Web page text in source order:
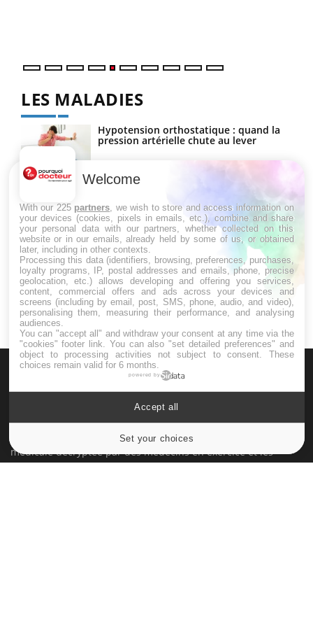
LES MALADIES
Hypotension orthostatique : quand la
pression artérielle chute au lever
globules rouges aux conséquences
graves
Maladie de Charcot (Sclérose latérale
amyotrophique)
médicale decryptée par des médecins en exercice et les
Welcome
With our 225 partners , we wish to store and access information on
your devices (cookies, pixels in emails, etc.), combine and share
your personal data with our partners, whether collected on this
website or in our emails, already held by some of us, or obtained
later, including in other contexts.
Processing this data (identifiers, browsing, preferences, purchases,
loyalty programs, IP, postal addresses and emails, phone, precise
geolocation, etc.) allows developing and offering you services,
content, commercial offers and ads across your devices and
screens (including by email, post, SMS, phone, audio, and video),
personalising them, measuring their performance, and analysing
audiences.
You can "accept all" and withdraw your consent at any time via the
"cookies" footer link . You can also "set detailed preferences" and
object to processing activities not subject to consent. These
choices remain valid for 6 months.
powered by
Set your choices
Accept all